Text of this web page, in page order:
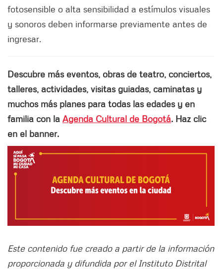
fotosensible o alta sensibilidad a estímulos visuales
y sonoros deben informarse previamente antes de
ingresar.
Descubre más eventos, obras de teatro, conciertos,
talleres, actividades, visitas guiadas, caminatas y
muchos más planes para todas las edades y en
familia con la Agenda Cultural de Bogotá. Haz clic
en el banner.
Este contenido fue creado a partir de la información
proporcionada y difundida por el Instituto Distrital